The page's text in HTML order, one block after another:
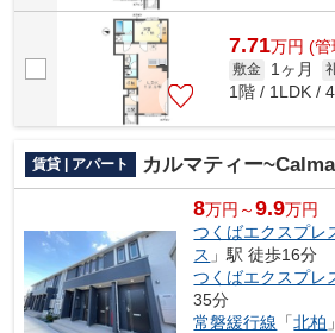
7.71万円 (管
敷金 1ヶ月
1階 / 1LDK /
賃貸 | アパート カルマティー
8万円～9.9万円
つくばエクスプレ
ス 」駅 徒歩16分
つくばエクスプレ
35分
常磐緩行線 「北柏